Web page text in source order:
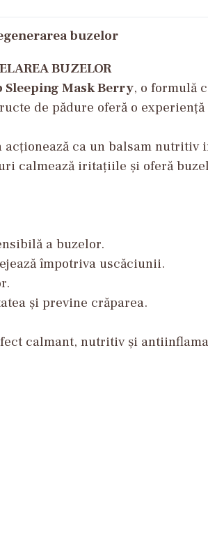
buzelor
BUZELOR
Sleeping Mask Berry, o formulă
de pădure oferă o
ca un balsam
calmează iritațiile și oferă
a buzelor.
împotriva uscăciunii.
și previne crăparea.
calmant, nutritiv și